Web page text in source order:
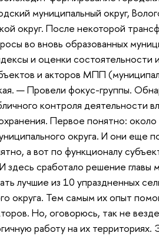
муниципальный округ,
округ. После некоторой
во вновь образованных
и оценки состоятельности
и акторов МПП
— Провели фокус-группы.
контроля деятельности
Первое понятно:
округа. И они еще
а вот по функционалу
сработало решение главы
лучшие из 10 упраздненных
округа. Тем самым их опыт
Но, оговорюсь, так не
работу на их территориях.